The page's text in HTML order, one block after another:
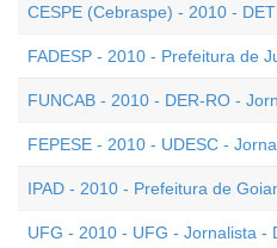
CESPE (Cebraspe) - 2010 -
FADESP - 2010 - Prefeitura de
FUNCAB - 2010 - DER-RO -
FEPESE - 2010 - UDESC -
IPAD - 2010 - Prefeitura de
UFG - 2010 - UFG - Jornalista -